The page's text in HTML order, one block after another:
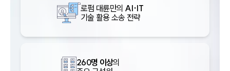
로펌 대륜만의 AI·IT
기술 활용 소송 전략
260명 이상의